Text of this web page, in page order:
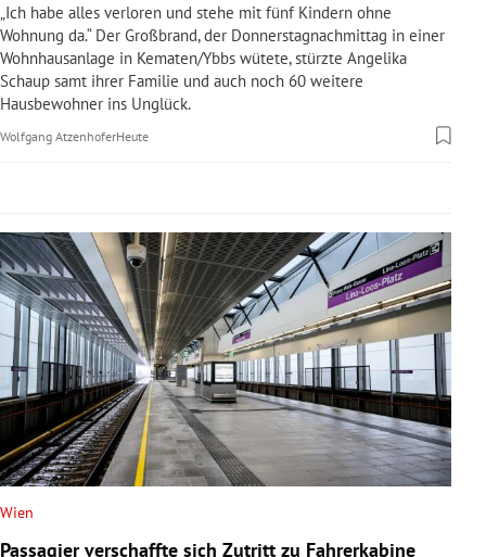
Untermenü
Untermenü
Untermenü
Untermenü
Untermenü
Untermenü
„Ich habe alles verloren und stehe mit fünf Kindern ohne
Wohnung da.“ Der Großbrand, der Donnerstagnachmittag in einer
Wohnhausanlage in Kematen/Ybbs wütete, stürzte Angelika
Schaup samt ihrer Familie und auch noch 60 weitere
Hausbewohner ins Unglück.
Wolfgang AtzenhoferHeute
Wien
Passagier verschaffte sich Zutritt zu Fahrerkabine